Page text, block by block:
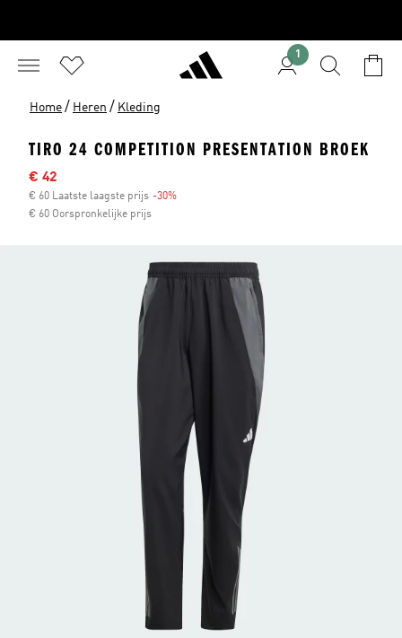
1
Home / Heren / Kleding
TIRO 24 COMPETITION PRESENTATION BROEK
Sale price
€ 42
€ 60 Laatste laagste prijs -30%
€ 60 Oorspronkelijke prijs